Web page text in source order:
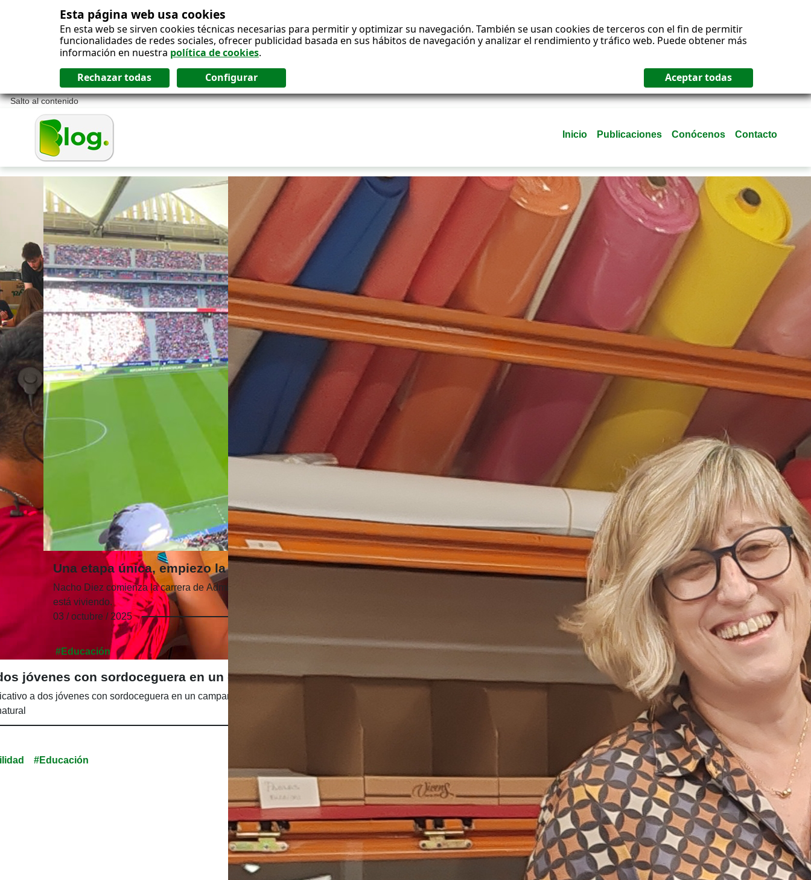
Esta página web usa cookies
En esta web se sirven cookies técnicas necesarias para permitir y optimizar su navegación. También se usan cookies de terceros con el fin de permitir
funcionalidades de redes sociales, ofrecer publicidad basada en sus hábitos de navegación y analizar el rendimiento y tráfico web. Puede obtener más
información en nuestra política de cookies.
Salto al contenido
Inicio Publicaciones Conócenos Contacto
Blog ONCE - Publicaciones
jóvenes con sordoceguera en un campamento
a dos jóvenes con sordoceguera en un campamento inclusivo. Lengua de signos, curiosidad y ganas de
#Educación
Una etapa única, empiezo la Universidad
Nacho Diez comienza la carrera de Administración y Dirección de Empresas en la Universidad Complutense de Madrid como cualquier otro alumno. Así es cómo lo
está viviendo.
03 / octubre / 2025
#Educación